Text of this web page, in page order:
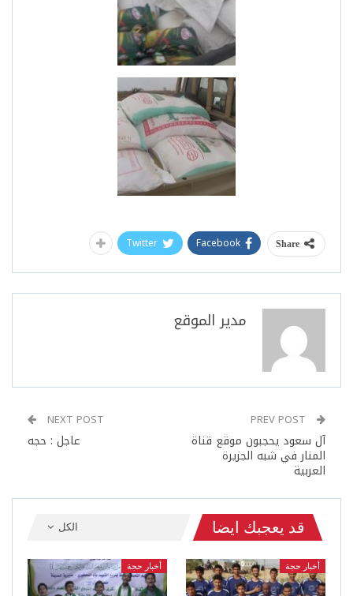
Share
Facebook
Twitter
مدير الموقع
آل سعود يحجبون موقع قناة
المنار في شبه الجزيرة
العربية
NEXT POST
عاجل : حجه
الكل قد يعجبك ايضا
أخبار حجة أخبار حجة